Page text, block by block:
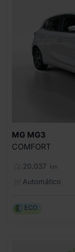
MG MG3
COMFORT
20.037 km
Automático
ECO